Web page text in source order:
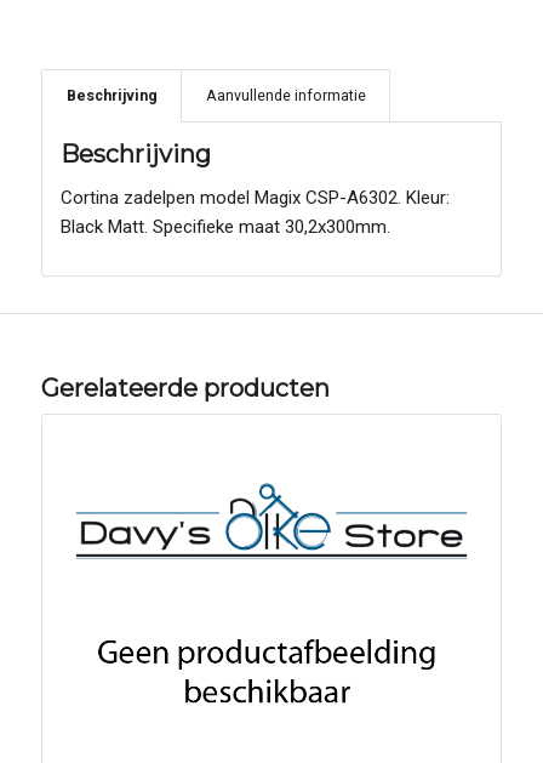
Beschrijving Aanvullende informatie
Beschrijving
Cortina zadelpen model Magix CSP-A6302. Kleur:
Black Matt. Specifieke maat 30,2x300mm.
Gerelateerde producten